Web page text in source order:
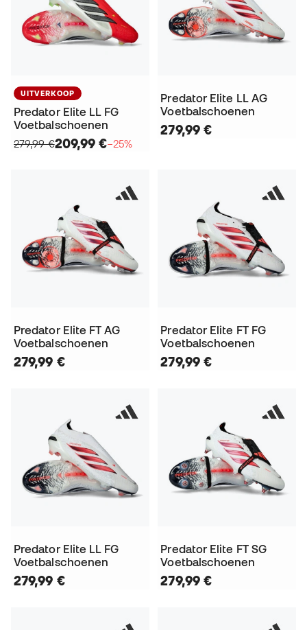
UITVERKOOP
Predator Elite LL FG
Voetbalschoenen
279,99 €209,99 €−25%
Predator Elite LL AG
Voetbalschoenen
279,99 €
Predator Elite FT AG
Voetbalschoenen
279,99 €
Predator Elite FT FG
Voetbalschoenen
279,99 €
Predator Elite LL FG
Voetbalschoenen
279,99 €
Predator Elite FT SG
Voetbalschoenen
279,99 €